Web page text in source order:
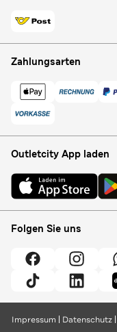
Zahlungsarten
Outletcity App laden
Folgen Sie uns
Impressum Datenschutz